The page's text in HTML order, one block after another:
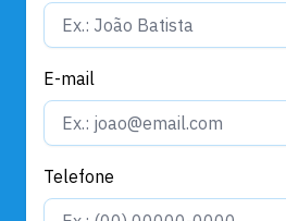
E-mail
Telefone